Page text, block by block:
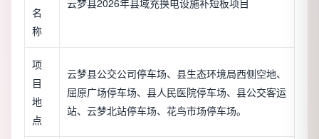
名
称
云梦县2026年县域充换电设施补短板项目
项
目
地
点
云梦县公交公司停车场、县生态环境局西侧空地、
屈原广场停车场、县人民医院停车场、县公交客运
站、云梦北站停车场、花鸟市场停车场。